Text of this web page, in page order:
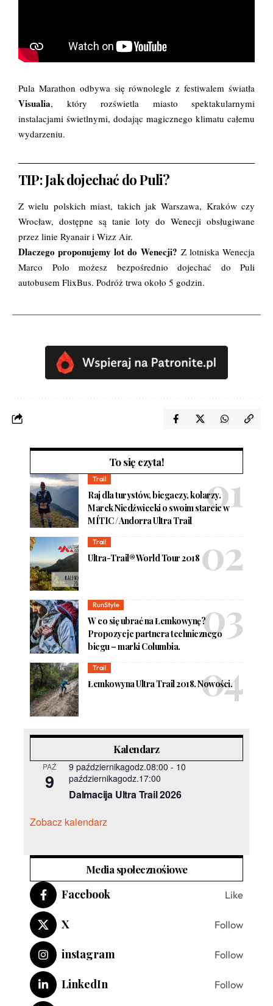
Pula Marathon odbywa się równolegle z festiwalem światła
Visualia, który rozświetla miasto spektakularnymi
instalacjami świetlnymi, dodając magicznego klimatu całemu
wydarzeniu.
TIP: Jak dojechać do Puli?
Z wielu polskich miast, takich jak Warszawa, Kraków czy
Wrocław, dostępne są tanie loty do Wenecji obsługiwane
przez linie Ryanair i Wizz Air.
Dlaczego proponujemy lot do Wenecji? Z lotniska Wenecja
Marco Polo możesz bezpośrednio dojechać do Puli
autobusem FlixBus. Podróż trwa około 5 godzin.
To się czyta!
Trail
Raj dla turystów, biegaczy, kolarzy.
Marek Niedźwiecki o swoim starcie w
MÍTIC / Andorra Ultra Trail
Trail
Ultra-Trail® World Tour 2018
RunStyle
W co się ubrać na Łemkowynę?
Propozycje partnera technicznego
biegu – marki Columbia.
Trail
Łemkowyna Ultra Trail 2018. Nowości.
Kalendarz
PAŹ
9
9 październikagodz.08:00 - 10
październikagodz.17:00
Dalmacija Ultra Trail 2026
Zobacz kalendarz
Media społecznośiowe
Facebook Like
X Follow
instagram Follow
LinkedIn Follow